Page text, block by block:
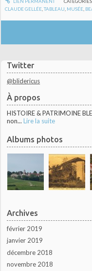
Twitter
@blidericus
À propos
HISTOIRE & PATRIMOINE
non... Lire la suite
Albums photos
Archives
février 2019
janvier 2019
décembre 2018
novembre 2018
CLAUDE GELLÉE ,TABLEAU MUSÉE